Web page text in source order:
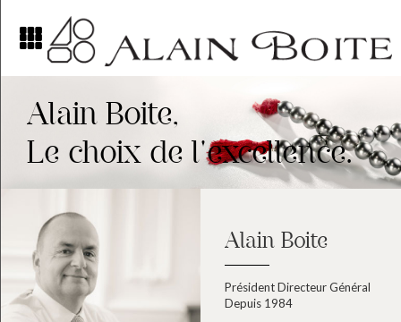
Alain Boite,
Le choix de l'excellence.
Alain Boite
Président Directeur Général
Depuis 1984